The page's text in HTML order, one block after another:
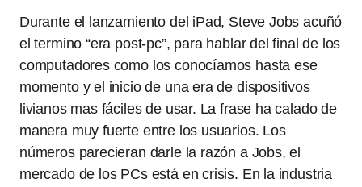
Durante el lanzamiento del iPad, Steve Jobs acuñó
el termino “era post-pc”, para hablar del final de los
computadores como los conocíamos hasta ese
momento y el inicio de una era de dispositivos
livianos mas fáciles de usar. La frase ha calado de
manera muy fuerte entre los usuarios. Los
números parecieran darle la razón a Jobs, el
mercado de los PCs está en crisis. En la industria